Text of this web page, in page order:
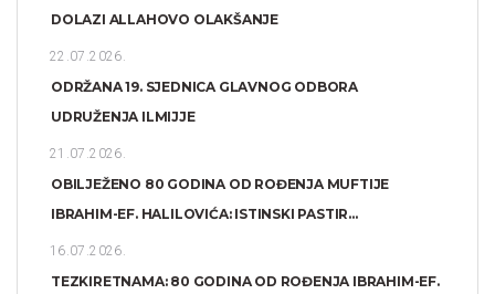
DOLAZI ALLAHOVO OLAKŠANJE
22.07.2026.
ODRŽANA 19. SJEDNICA GLAVNOG ODBORA
UDRUŽENJA ILMIJJE
21.07.2026.
OBILJEŽENO 80 GODINA OD ROĐENJA MUFTIJE
IBRAHIM-EF. HALILOVIĆA: ISTINSKI PASTIR...
16.07.2026.
TEZKIRETNAMA: 80 GODINA OD ROĐENJA IBRAHIM-EF.